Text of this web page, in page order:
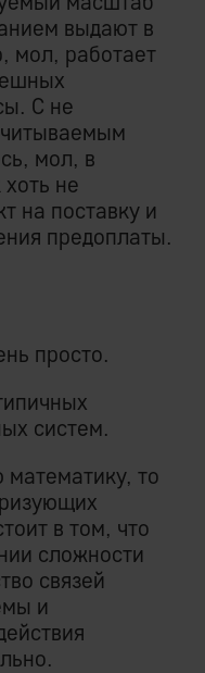
выдают в
мол, работает
С не
мол, в
не
на поставку и
предоплаты.
просто.
систем.
математику, то
в том, что
сложности
связей
и